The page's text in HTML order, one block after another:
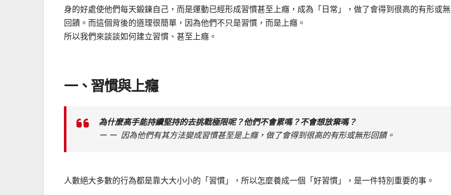
身的好處使他們每天鍛鍊自己，而是運動已經形成習慣甚至上癮，成為「日常」，做了會得到很高的有形或
回饋。而這個背後的道理很簡單，因為他們不只是習慣，而是上癮。
所以我們來談談如何建立習慣、甚至上癮。
一、習慣與上癮
為什麼高手能持續堅持的去挑戰極限呢？他們不會累嗎？不會想放棄嗎？
ー ー 因為他們有其方法變成習慣甚至是上癮，做了會得到很高的有形或無形回饋。
人數絕大多數的行為都是靠大大小小的「習慣」，所以怎麼養成一個「好習慣」，是一件特別重要的事。